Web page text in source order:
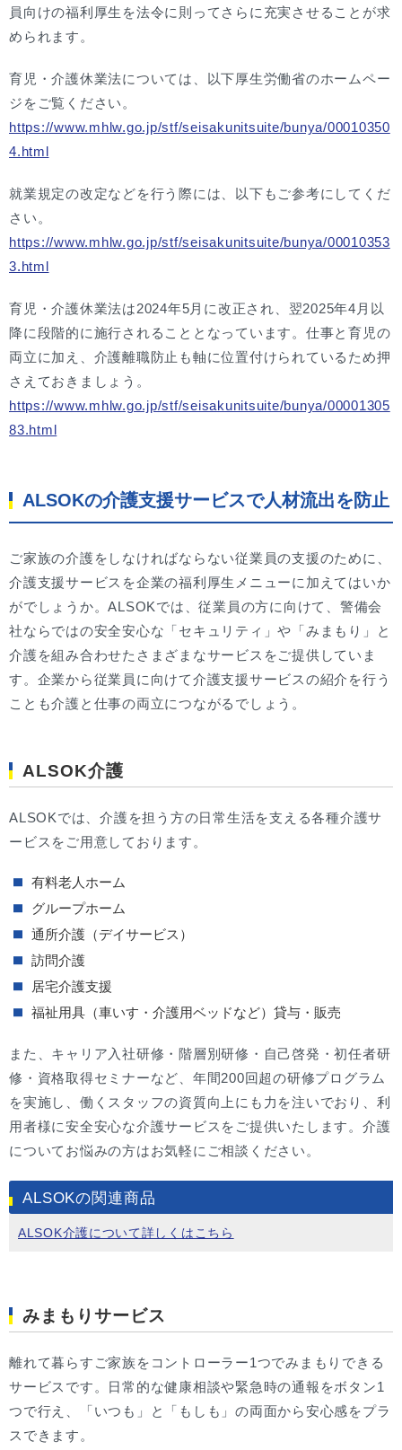
員向けの福利厚生を法令に則ってさらに充実させることが求
められます。
育児・介護休業法については、以下厚生労働省のホームペー
ジをご覧ください。
https://www.mhlw.go.jp/stf/seisakunitsuite/bunya/00010350
4.html
就業規定の改定などを行う際には、以下もご参考にしてくだ
さい。
https://www.mhlw.go.jp/stf/seisakunitsuite/bunya/00010353
3.html
育児・介護休業法は2024年5月に改正され、翌2025年4月以
降に段階的に施行されることとなっています。仕事と育児の
両立に加え、介護離職防止も軸に位置付けられているため押
さえておきましょう。
https://www.mhlw.go.jp/stf/seisakunitsuite/bunya/00001305
83.html
ALSOKの介護支援サービスで人材流出を防止
ご家族の介護をしなければならない従業員の支援のために、
介護支援サービスを企業の福利厚生メニューに加えてはいか
がでしょうか。ALSOKでは、従業員の方に向けて、警備会
社ならではの安全安心な「セキュリティ」や「みまもり」と
介護を組み合わせたさまざまなサービスをご提供していま
す。企業から従業員に向けて介護支援サービスの紹介を行う
ことも介護と仕事の両立につながるでしょう。
ALSOK介護
ALSOKでは、介護を担う方の日常生活を支える各種介護サ
ービスをご用意しております。
有料老人ホーム
グループホーム
通所介護（デイサービス）
訪問介護
居宅介護支援
福祉用具（車いす・介護用ベッドなど）貸与・販売
また、キャリア入社研修・階層別研修・自己啓発・初任者研
修・資格取得セミナーなど、年間200回超の研修プログラム
を実施し、働くスタッフの資質向上にも力を注いでおり、利
用者様に安全安心な介護サービスをご提供いたします。介護
についてお悩みの方はお気軽にご相談ください。
ALSOKの関連商品
ALSOK介護について詳しくはこちら
みまもりサービス
離れて暮らすご家族をコントローラー1つでみまもりできる
サービスです。日常的な健康相談や緊急時の通報をボタン1
つで行え、「いつも」と「もしも」の両面から安心感をプラ
スできます。